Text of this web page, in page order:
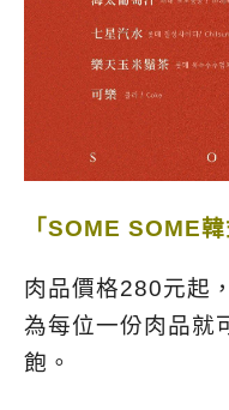
「SOME SOME
肉品價格280元起
為每位一份肉品就
飽。